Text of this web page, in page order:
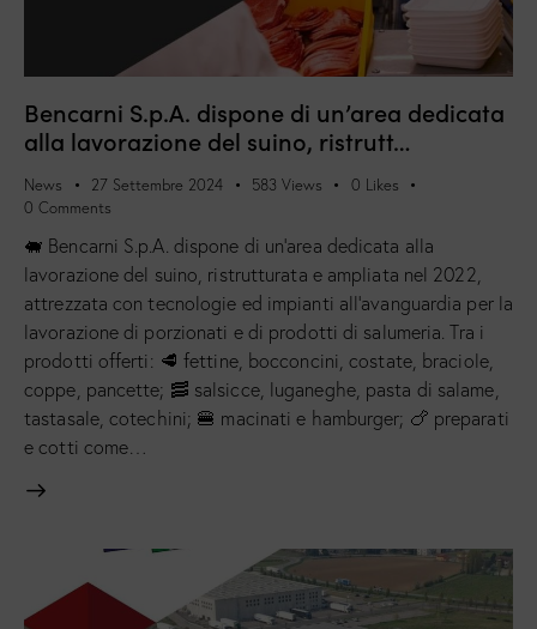
Bencarni S.p.A. dispone di un’area dedicata
alla lavorazione del suino, ristrutt…
News 27 Settembre 2024 583 Views 0 Likes
0 Comments
🐖 Bencarni S.p.A. dispone di un'area dedicata alla
lavorazione del suino, ristrutturata e ampliata nel 2022,
attrezzata con tecnologie ed impianti all'avanguardia per la
lavorazione di porzionati e di prodotti di salumeria. Tra i
prodotti offerti: 🥩 fettine, bocconcini, costate, braciole,
coppe, pancette; 🥓 salsicce, luganeghe, pasta di salame,
tastasale, cotechini; 🍔 macinati e hamburger; 🍗 preparati
e cotti come…